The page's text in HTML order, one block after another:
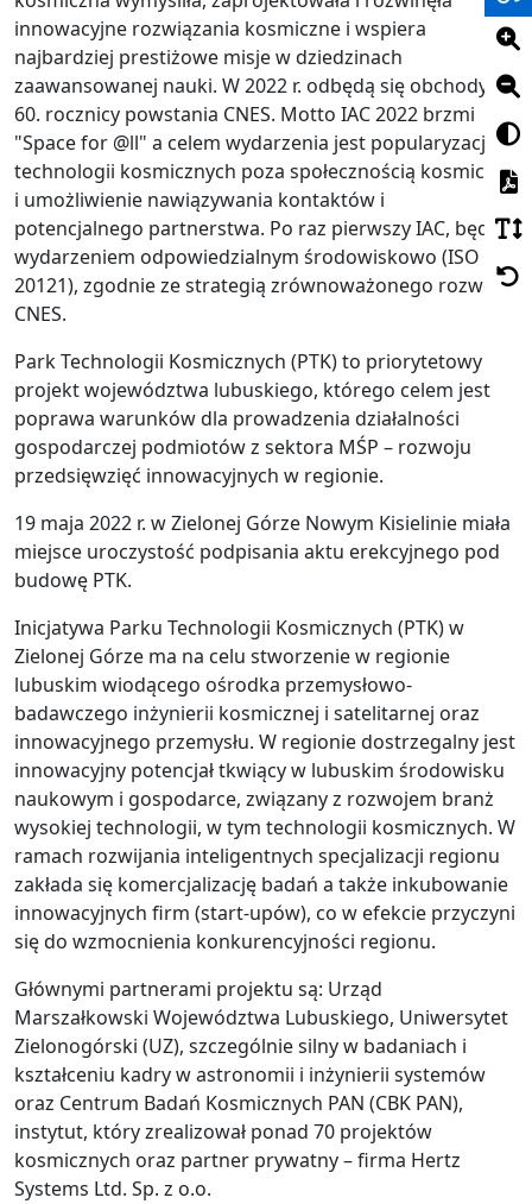
innowacyjne rozwiązania kosmiczne i wspiera
najbardziej prestiżowe misje w dziedzinach
zaawansowanej nauki. W 2022 r. odbędą się obchody
60. rocznicy powstania CNES. Motto IAC 2022 brzmi
"Space for @ll" a celem wydarzenia jest popularyzacja
technologii kosmicznych poza społecznością kosmiczną
i umożliwienie nawiązywania kontaktów i
potencjalnego partnerstwa. Po raz pierwszy IAC, będzie
wydarzeniem odpowiedzialnym środowiskowo (ISO
20121), zgodnie ze strategią zrównoważonego rozwoju
CNES.
Park Technologii Kosmicznych (PTK) to priorytetowy
projekt województwa lubuskiego, którego celem jest
poprawa warunków dla prowadzenia działalności
gospodarczej podmiotów z sektora MŚP – rozwoju
przedsięwzięć innowacyjnych w regionie.
19 maja 2022 r. w Zielonej Górze Nowym Kisielinie miała
miejsce uroczystość podpisania aktu erekcyjnego pod
budowę PTK.
Inicjatywa Parku Technologii Kosmicznych (PTK) w
Zielonej Górze ma na celu stworzenie w regionie
lubuskim wiodącego ośrodka przemysłowo-
badawczego inżynierii kosmicznej i satelitarnej oraz
innowacyjnego przemysłu. W regionie dostrzegalny jest
innowacyjny potencjał tkwiący w lubuskim środowisku
naukowym i gospodarce, związany z rozwojem branż
wysokiej technologii, w tym technologii kosmicznych. W
ramach rozwijania inteligentnych specjalizacji regionu
zakłada się komercjalizację badań a także inkubowanie
innowacyjnych firm (start-upów), co w efekcie przyczyni
się do wzmocnienia konkurencyjności regionu.
Głównymi partnerami projektu są: Urząd
Marszałkowski Województwa Lubuskiego, Uniwersytet
Zielonogórski (UZ), szczególnie silny w badaniach i
kształceniu kadry w astronomii i inżynierii systemów
oraz Centrum Badań Kosmicznych PAN (CBK PAN),
instytut, który zrealizował ponad 70 projektów
kosmicznych oraz partner prywatny – firma Hertz
Systems Ltd. Sp. z o.o.